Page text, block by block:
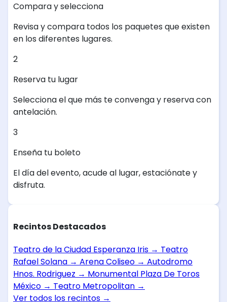
Compara y selecciona
Revisa y compara todos los paquetes que existen
en los diferentes lugares.
2
Reserva tu lugar
Selecciona el que más te convenga y reserva con
antelación.
3
Enseña tu boleto
El día del evento, acude al lugar, estaciónate y
disfruta.
Recintos Destacados
Teatro de la Ciudad Esperanza Iris → Teatro
Rafael Solana → Arena Coliseo → Autodromo
Hnos. Rodriguez → Monumental Plaza De Toros
México → Teatro Metropolitan →
Ver todos los recintos →